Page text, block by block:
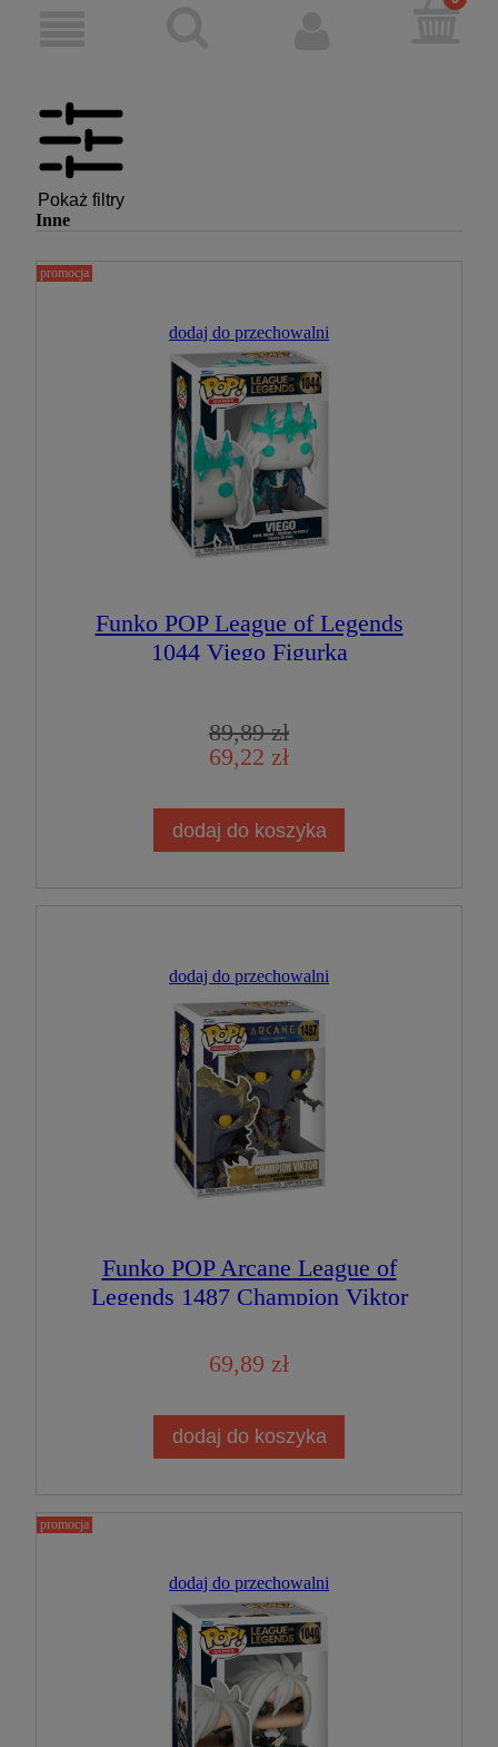
Pokaż filtry
Inne
dodaj do przechowalni
Funko POP League of Legends
1044 Viego Figurka
89,89 zł
69,22 zł
dodaj do koszyka
promocja
dodaj do przechowalni
Funko POP Arcane League of
Legends 1487 Champion Viktor
69,89 zł
dodaj do koszyka
dodaj do przechowalni
promocja